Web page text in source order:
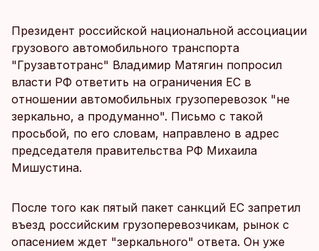
Президент российской национальной ассоциации
грузового автомобильного транспорта
"Грузавтотранс" Владимир Матягин попросил
власти РФ ответить на ограничения ЕС в
отношении автомобильных грузоперевозок "не
зеркально, а продуманно". Письмо с такой
просьбой, по его словам, направлено в адрес
председателя правительства РФ Михаила
Мишустина.
После того как пятый пакет санкций ЕС запретил
въезд российским грузоперевозчикам, рынок с
опасением ждет "зеркального" ответа. Он уже